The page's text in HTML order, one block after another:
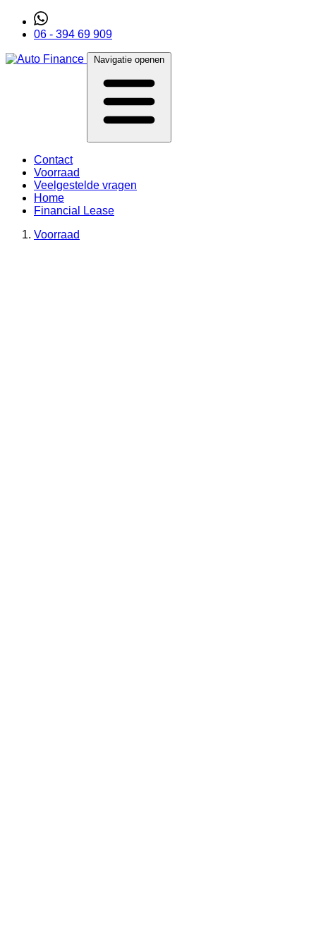
06 - 394 69 909
Navigatie openen
Contact
Voorraad
Veelgestelde vragen
Home
Financial Lease
Voorraad